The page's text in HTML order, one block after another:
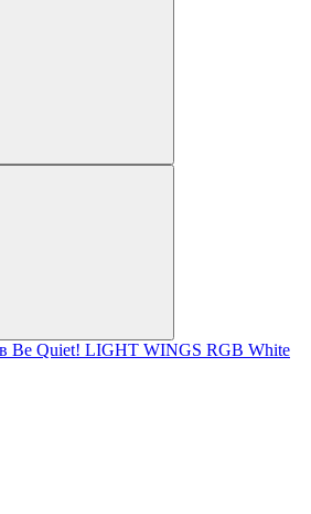
Be Quiet! LIGHT WINGS RGB White